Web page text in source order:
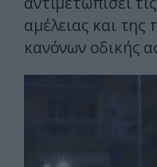
αμέλειας και
κανόνων οδικής